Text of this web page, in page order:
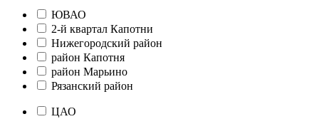
ЮВАО
2-й квартал Капотни
Нижегородский район
район Капотня
район Марьино
Рязанский район
ЦАО